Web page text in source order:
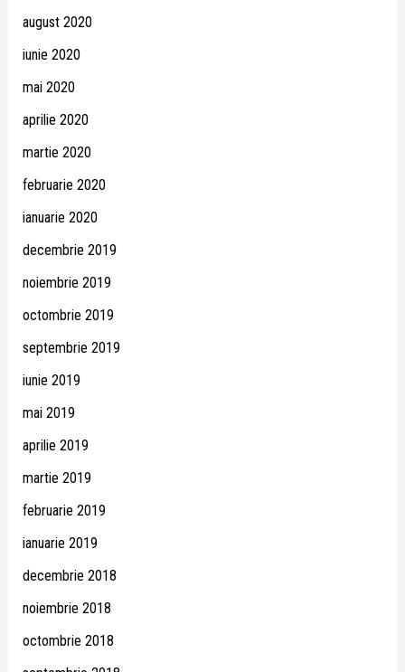
august 2020
iunie 2020
mai 2020
aprilie 2020
martie 2020
februarie 2020
ianuarie 2020
decembrie 2019
noiembrie 2019
octombrie 2019
septembrie 2019
iunie 2019
mai 2019
aprilie 2019
martie 2019
februarie 2019
ianuarie 2019
decembrie 2018
noiembrie 2018
octombrie 2018